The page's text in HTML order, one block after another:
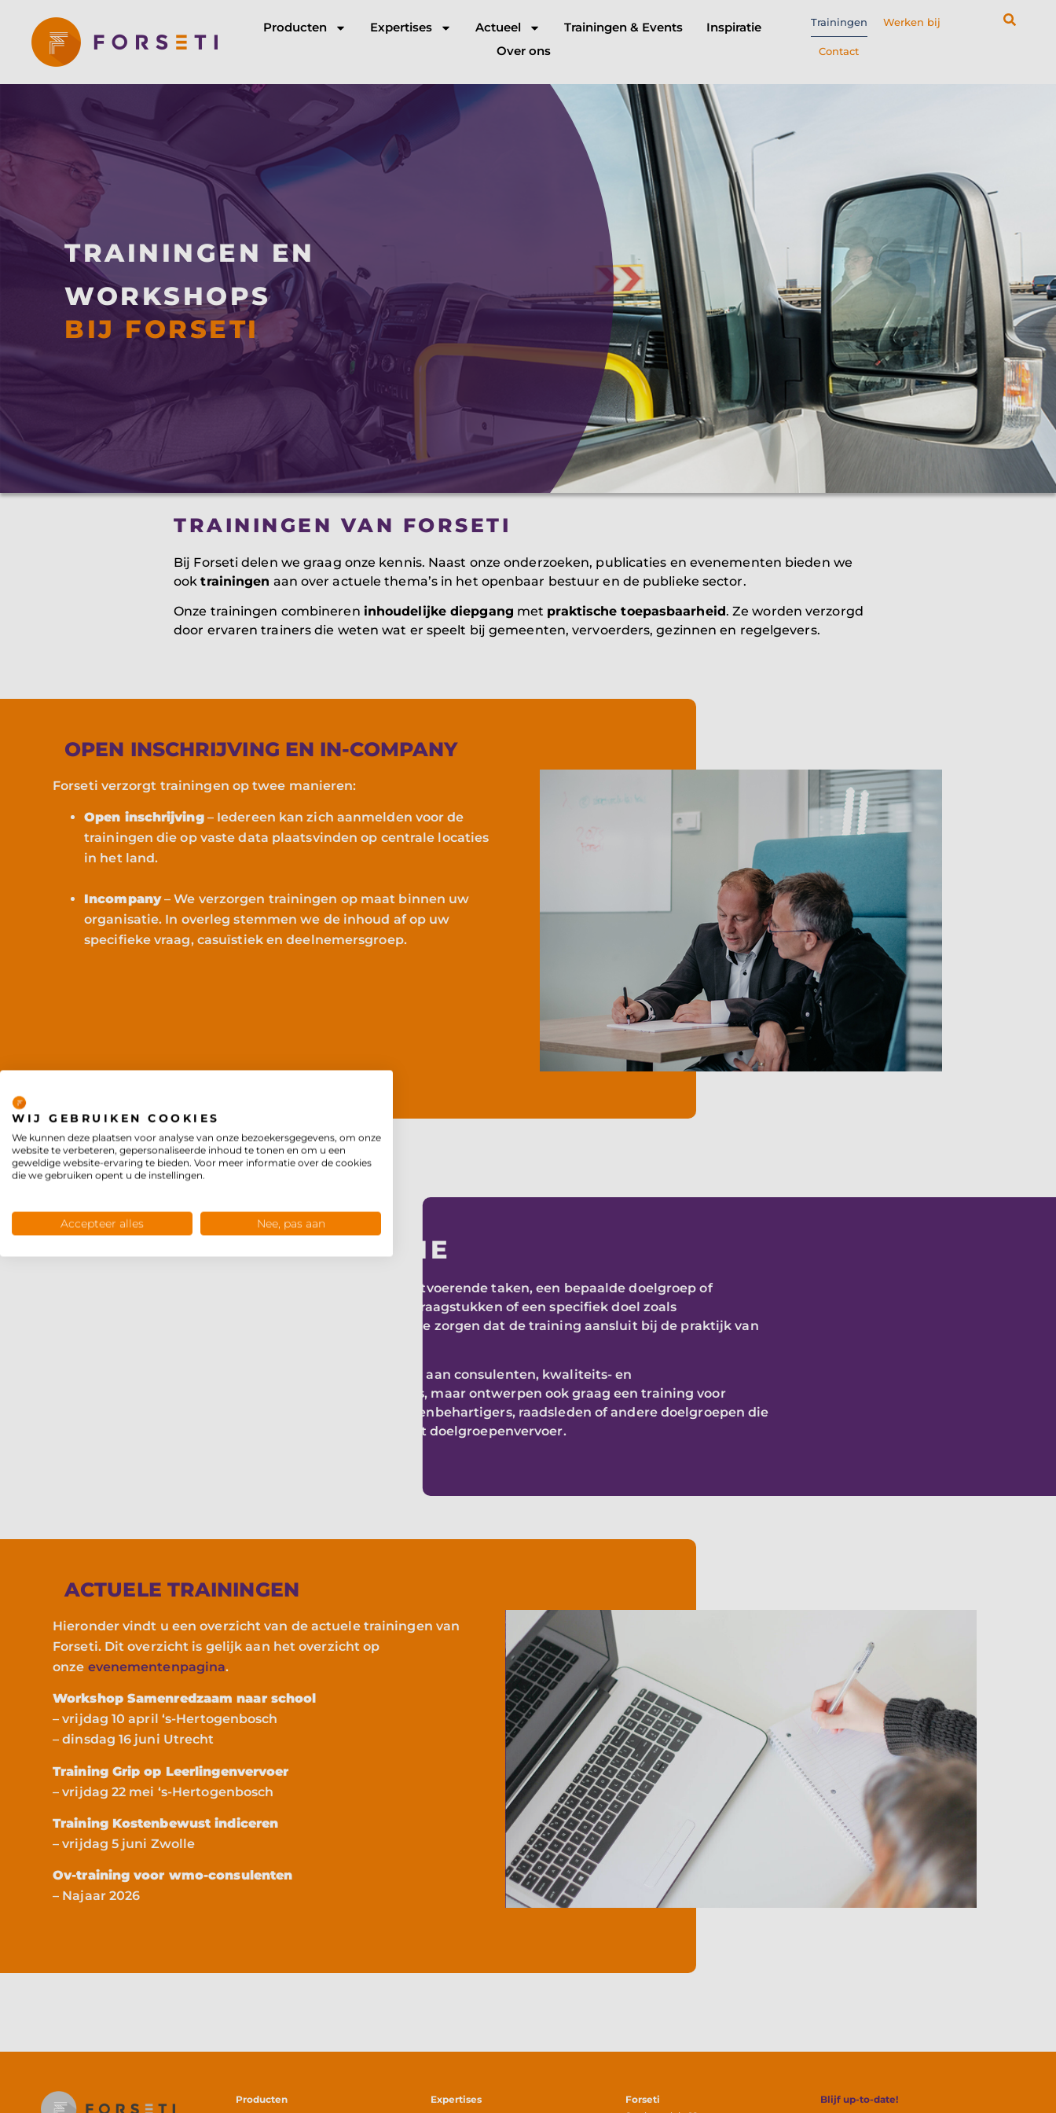
Producten Expertises Actueel Trainingen & Events
Inspiratie
Over ons
Trainingen Werken bij
Contact
TRAININGEN EN
WORKSHOPS
BIJ FORSETI
TRAININGEN VAN FORSETI
Bij Forseti delen we graag onze kennis. Naast onze onderzoeken, publicaties en evenementen bieden we
ooktrainingen aan over actuele thema’s in het openbaar bestuur en de publieke sector.
Onze trainingen combineren inhoudelijke diepgang met praktische toepasbaarheid. Ze worden verzorgd
door ervaren trainers die weten wat er speelt bij gemeenten, vervoerders, gezinnen en regelgevers.
OPEN INSCHRIJVING EN IN-COMPANY
Forseti verzorgt trainingen op twee manieren:
Open inschrijving– Iedereen kan zich aanmelden voor de
trainingen die op vaste data plaatsvinden op centrale locaties
in het land.
Incompany– We verzorgen trainingen op maat binnen uw
organisatie. In overleg stemmen we de inhoud af op uw
specifieke vraag, casuïstiek en deelnemersgroep.
VOOR WIE
Of het nu gaat om uitvoerende taken, een bepaalde doelgroep of
regeling, kwaliteitsvraagstukken of een specifiek doel zoals
kostenbeheersing: we zorgen dat de training aansluit bij de praktijk van
We geven trainingen aan consulenten, kwaliteits- en
beleidsmedewerkers, maar ontwerpen ook graag een training voor
bestuurders, belangenbehartigers, raadsleden of andere doelgroepen die
betrokken zijn bij het doelgroepenvervoer.
ACTUELE TRAININGEN
Hieronder vindt u een overzicht van de actuele trainingen van
Forseti. Dit overzicht is gelijk aan het overzicht op
onze evenementenpagina.
Workshop Samenredzaam naar school
– vrijdag 10 april ‘s-Hertogenbosch
– dinsdag 16 juni Utrecht
Training Grip op Leerlingenvervoer
– vrijdag 22 mei ‘s-Hertogenbosch
Training Kostenbewust indiceren
– vrijdag 5 juni Zwolle
Ov-training voor wmo-consulenten
– Najaar 2026
Producten
Expertises
Forseti
Blijf up-to-date!
WIJ GEBRUIKEN COOKIES
We kunnen deze plaatsen voor analyse van onze bezoekersgegevens, om onze
website te verbeteren, gepersonaliseerde inhoud te tonen en om u een
geweldige website-ervaring te bieden. Voor meer informatie over de cookies
die we gebruiken opent u de instellingen.
Accepteer alles Nee, pas aan